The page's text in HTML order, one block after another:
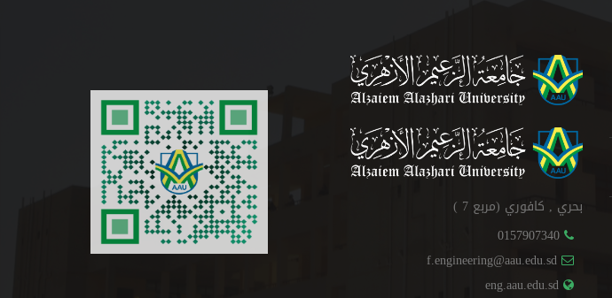
بحري , كافوري (مربع 7 )
0157907340
f.engineering@aau.edu.sd
eng.aau.edu.sd